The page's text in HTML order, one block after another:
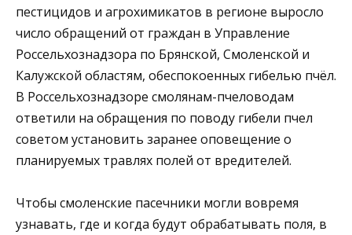
пестицидов и агрохимикатов в регионе выросло
число обращений от граждан в Управление
Россельхознадзора по Брянской, Смоленской и
Калужской областям, обеспокоенных гибелью пчёл.
В Россельхознадзоре смолянам-пчеловодам
ответили на обращения по поводу гибели пчел
советом установить заранее оповещение о
планируемых травлях полей от вредителей.
Чтобы смоленские пасечники могли вовремя
узнавать, где и когда будут обрабатывать поля, в